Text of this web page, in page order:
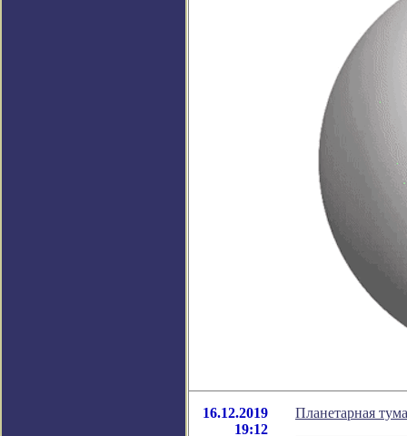
16.12.2019
19:12
Планетарная